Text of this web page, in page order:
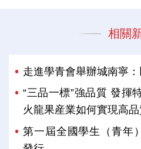
相關
走進學青會舉辦城南寧
“三品一標”強品質 發
火龍果産業如何實現高
第一屆全國學生（青年